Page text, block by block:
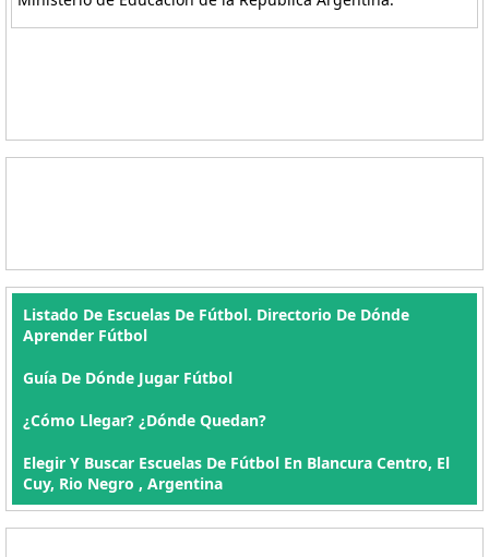
Listado De Escuelas De Fútbol. Directorio De Dónde
Aprender Fútbol
Guía De Dónde Jugar Fútbol
¿Cómo Llegar? ¿Dónde Quedan?
Elegir Y Buscar Escuelas De Fútbol En Blancura Centro, El
Cuy, Rio Negro , Argentina